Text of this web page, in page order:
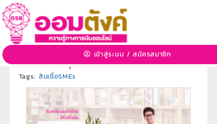
เข้าสู่ระบบ /สมัครสมาชิก
สินเชื่อธุรกิจและ SMEs
3 ก.ค. 2563 08:55:15 | 3390 View
ผลิตภัณฑ์ธนาคารออมสิน» หมวดหมู่ย่อย:
ผลิตภัณฑ์สินเชื่อธุรกิจ
Tags: สินเชื่อSMEs